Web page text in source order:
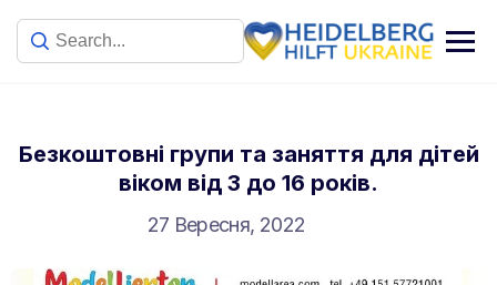
Безкоштовні групи та заняття для дітей
віком від 3 до 16 років.
27 Вересня, 2022